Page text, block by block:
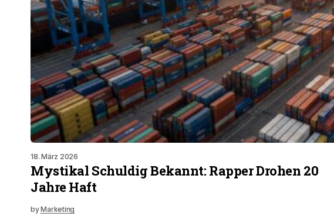
18. März 2026
Mystikal Schuldig Bekannt: Rapper Drohen 20
Jahre Haft
byMarketing